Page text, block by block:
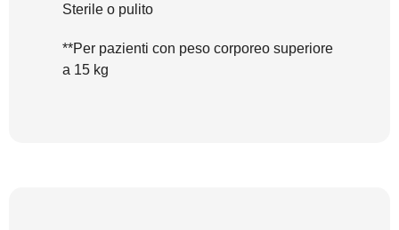
Sterile o pulito
**Per pazienti con peso corporeo superiore
a 15 kg